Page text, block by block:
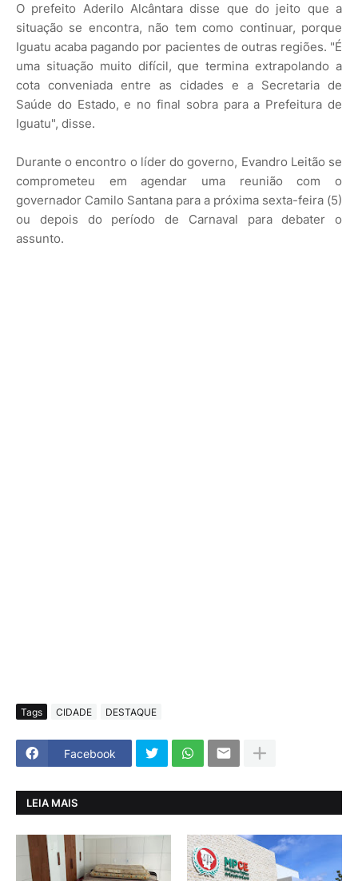
O prefeito Aderilo Alcântara disse que do jeito que a
situação se encontra, não tem como continuar, porque
Iguatu acaba pagando por pacientes de outras regiões. "É
uma situação muito difícil, que termina extrapolando a
cota conveniada entre as cidades e a Secretaria de
Saúde do Estado, e no final sobra para a Prefeitura de
Iguatu", disse.
Durante o encontro o líder do governo, Evandro Leitão se
comprometeu em agendar uma reunião com o
governador Camilo Santana para a próxima sexta-feira (5)
ou depois do período de Carnaval para debater o
assunto.
Tags CIDADE DESTAQUE
Facebook
LEIA MAIS